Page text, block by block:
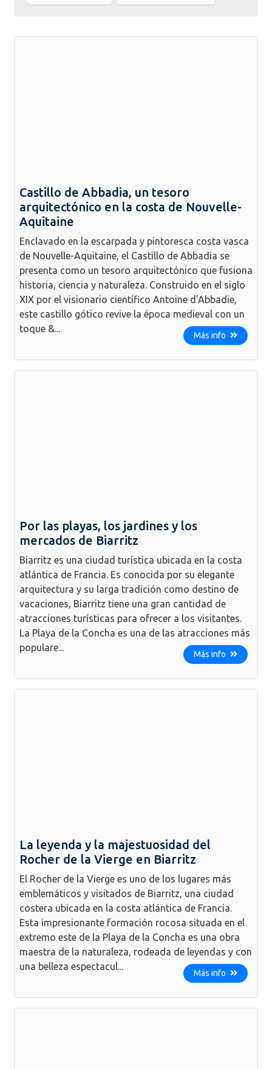
Castillo de Abbadia, un tesoro
arquitectónico en la costa de Nouvelle-
Aquitaine
Enclavado en la escarpada y pintoresca costa vasca
de Nouvelle-Aquitaine, el Castillo de Abbadia se
presenta como un tesoro arquitectónico que fusiona
historia, ciencia y naturaleza. Construido en el siglo
XIX por el visionario científico Antoine d'Abbadie,
este castillo gótico revive la época medieval con un
toque &...
Más info
Por las playas, los jardines y los
mercados de Biarritz
Biarritz es una ciudad turística ubicada en la costa
atlántica de Francia. Es conocida por su elegante
arquitectura y su larga tradición como destino de
vacaciones, Biarritz tiene una gran cantidad de
atracciones turísticas para ofrecer a los visitantes.
La Playa de la Concha es una de las atracciones más
populare...
Más info
La leyenda y la majestuosidad del
Rocher de la Vierge en Biarritz
El Rocher de la Vierge es uno de los lugares más
emblemáticos y visitados de Biarritz, una ciudad
costera ubicada en la costa atlántica de Francia.
Esta impresionante formación rocosa situada en el
extremo este de la Playa de la Concha es una obra
maestra de la naturaleza, rodeada de leyendas y con
una belleza espectacul...
Más info